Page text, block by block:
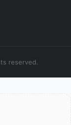
reserved.